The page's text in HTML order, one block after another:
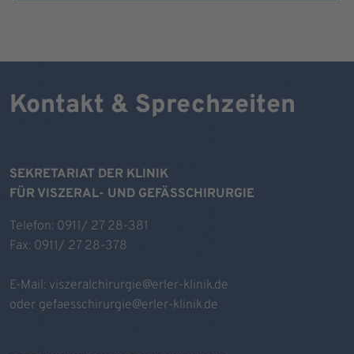
Kontakt & Sprechzeiten
SEKRETARIAT DER KLINIK
FÜR VISZERAL- UND GEFÄSSCHIRURGIE
Telefon: 0911/ 27 28-381
Fax: 0911/ 27 28-378
E-Mail: viszeralchirurgie@erler-klinik.de
oder gefaesschirurgie@erler-klinik.de